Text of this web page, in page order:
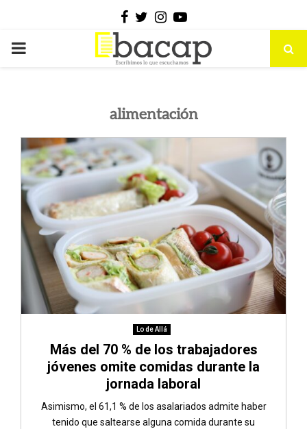
Facebook
Twitter
Instagram
Youtube
PRIMARY
alimentación
Lo de Allá
Más del 70 % de los trabajadores
jóvenes omite comidas durante la
jornada laboral
Asimismo, el 61,1 % de los asalariados admite haber
tenido que saltearse alguna comida durante su